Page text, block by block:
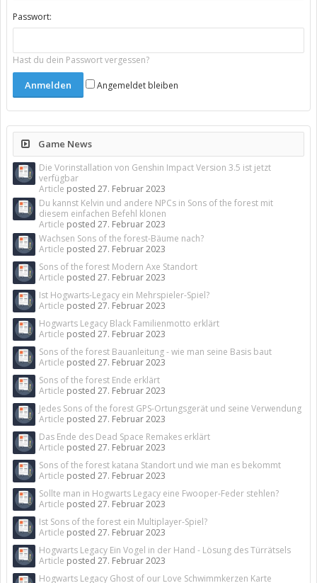
Passwort:
Hast du dein Passwort vergessen?
Angemeldet bleiben
Game News
Die Vorinstallation von Genshin Impact Version 3.5 ist jetzt
verfügbar
Article posted 27. Februar 2023
Du kannst Kelvin und andere NPCs in Sons of the forest mit
diesem einfachen Befehl klonen
Article posted 27. Februar 2023
Wachsen Sons of the forest-Bäume nach?
Article posted 27. Februar 2023
Sons of the forest Modern Axe Standort
Article posted 27. Februar 2023
Ist Hogwarts-Legacy ein Mehrspieler-Spiel?
Article posted 27. Februar 2023
Hogwarts Legacy Black Familienmotto erklärt
Article posted 27. Februar 2023
Sons of the forest Bauanleitung - wie man seine Basis baut
Article posted 27. Februar 2023
Sons of the forest Ende erklärt
Article posted 27. Februar 2023
Jedes Sons of the forest GPS-Ortungsgerät und seine Verwendung
Article posted 27. Februar 2023
Das Ende des Dead Space Remakes erklärt
Article posted 27. Februar 2023
Sons of the forest katana Standort und wie man es bekommt
Article posted 27. Februar 2023
Sollte man in Hogwarts Legacy eine Fwooper-Feder stehlen?
Article posted 27. Februar 2023
Ist Sons of the forest ein Multiplayer-Spiel?
Article posted 27. Februar 2023
Hogwarts Legacy Ein Vogel in der Hand - Lösung des Türrätsels
Article posted 27. Februar 2023
Hogwarts Legacy Ghost of our Love Schwimmkerzen Karte